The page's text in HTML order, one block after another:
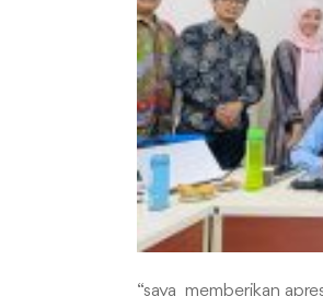
“saya memberikan